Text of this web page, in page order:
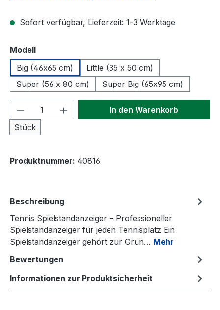
Sofort verfügbar, Lieferzeit: 1-3 Werktage
Modellauswählen
Big (46x65 cm)
Little (35 x 50 cm)
Super (56 x 80 cm)
Super Big (65x95 cm)
Produkt Anzahl: Gib den
Stück
In den Warenkorb
Produktnummer: 40816
Beschreibung
Tennis Spielstandanzeiger – Professioneller
Spielstandanzeiger für jeden Tennisplatz Ein
Spielstandanzeiger gehört zur Grun… Mehr
Bewertungen
Informationen zur Produktsicherheit